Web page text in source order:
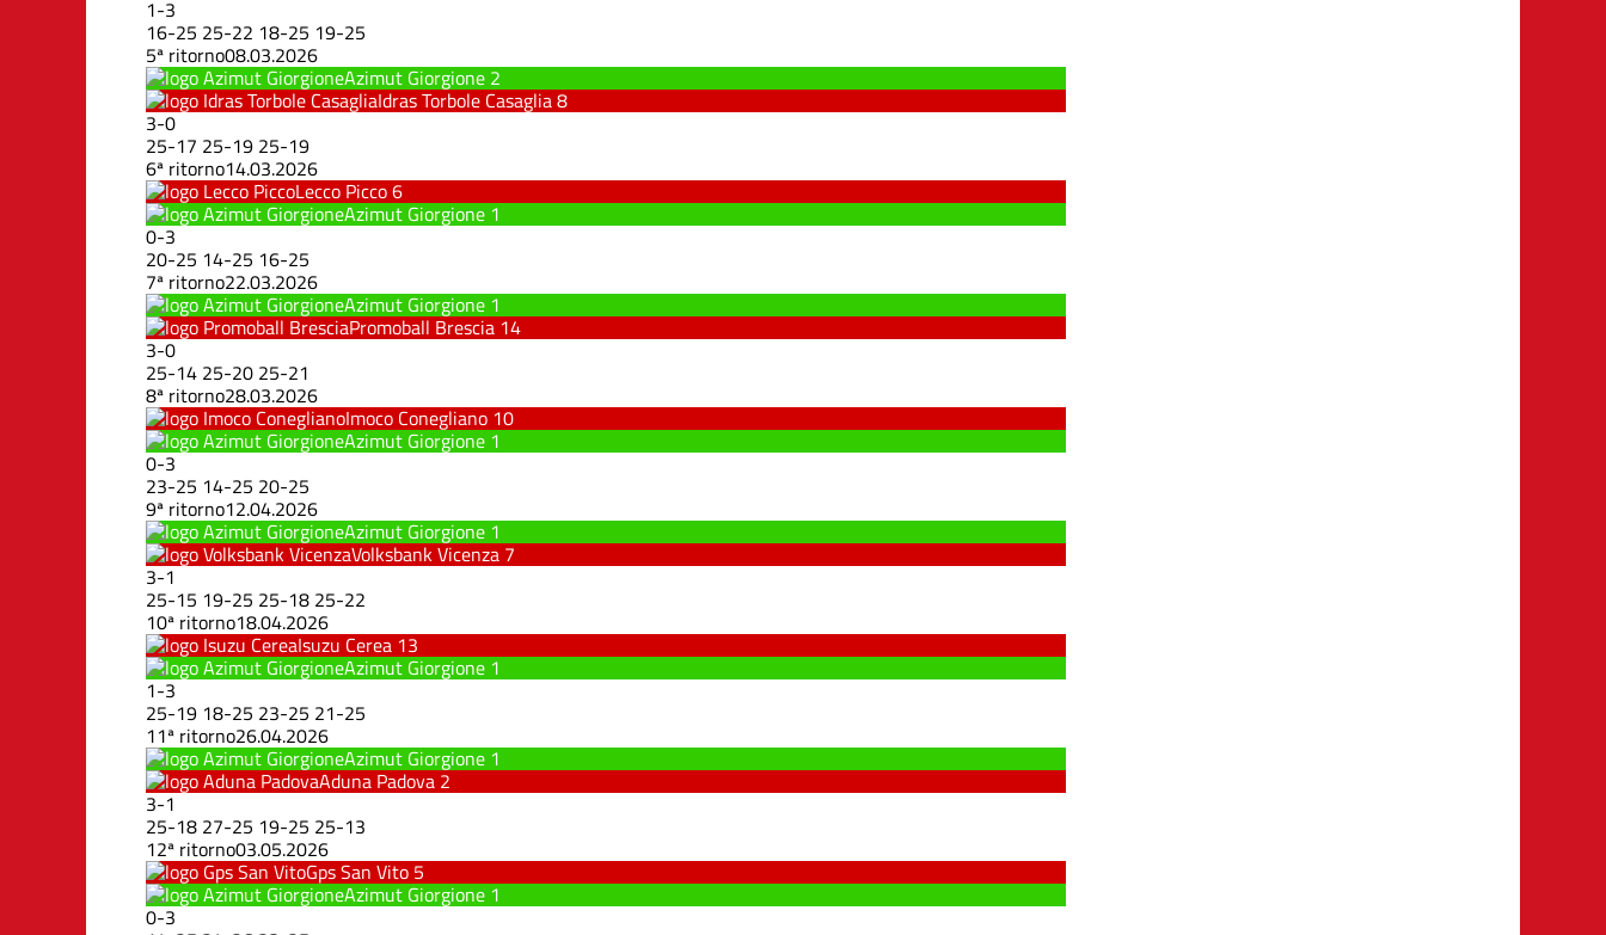
1-3
16-25 25-22 18-25 19-25
5ª ritorno08.03.2026
Azimut Giorgione 2
Idras Torbole Casaglia8
3-0
25-17 25-19 25-19
6ª ritorno14.03.2026
Lecco Picco6
Azimut Giorgione 1
0-3
20-25 14-25 16-25
7ª ritorno22.03.2026
Azimut Giorgione 1
Promoball Brescia 14
3-0
25-14 25-20 25-21
8ª ritorno28.03.2026
Imoco Conegliano 10
Azimut Giorgione 1
0-3
23-25 14-25 20-25
9ª ritorno12.04.2026
Azimut Giorgione 1
Volksbank Vicenza 7
3-1
25-15 19-25 25-18 25-22
10ª ritorno18.04.2026
Isuzu Cerea 13
Azimut Giorgione 1
1-3
25-19 18-25 23-25 21-25
11ª ritorno26.04.2026
Azimut Giorgione 1
Aduna Padova 2
3-1
25-18 27-25 19-25 25-13
12ª ritorno03.05.2026
Gps San Vito 5
Azimut Giorgione 1
0-3